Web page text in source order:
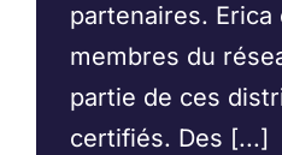
partenaires. Erica
membres du
partie de ces
certifiés. Des [...]